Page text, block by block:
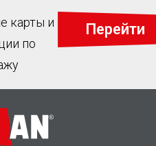
карты и
по
Перейти